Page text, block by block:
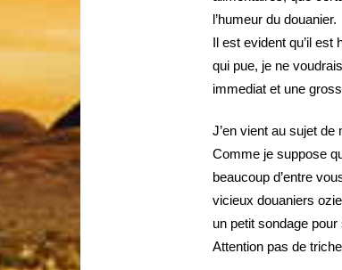
l’humeur du douanier.
Il est evident qu’il
qui pue, je ne
immediat et une
J’en vient au sujet de
Comme je suppose
beaucoup d’entre
vicieux douaniers
un petit sondage
Attention pas de